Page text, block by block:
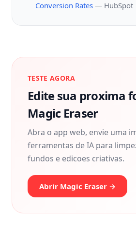
Conversion Rates — HubSpot
TESTE AGORA
Edite sua proxima
Magic Eraser
Abra o app web, envie uma
ferramentas de IA para
fundos e edicoes criativas.
Abrir Magic Eraser →